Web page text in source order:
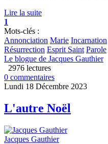
Lire la suite
1
Mots-clés :
Annonciation Marie Incarnation
Résurrection Esprit Saint Parole
Le blogue de Jacques Gauthier
2976 lectures
0 commentaires
Lundi 18 Décembre 2023
L'autre Noël
Jacques Gauthier